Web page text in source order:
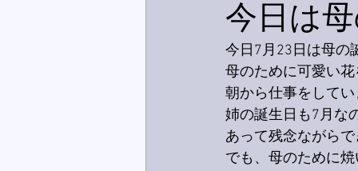
今日は
今日7月23日は母の
母のために可愛い
朝から仕事をして
姉の誕生日も7月な
あって残念ながら
でも、母のために